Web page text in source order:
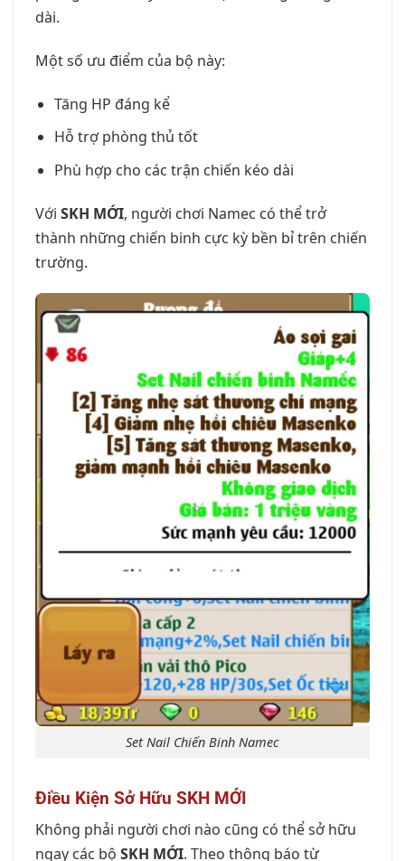
dài.
Một số ưu điểm của bộ này:
Tăng HP đáng kể
Hỗ trợ phòng thủ tốt
Phù hợp cho các trận chiến kéo dài
Với SKH MỚI, người chơi Namec có thể trở
thành những chiến binh cực kỳ bền bỉ trên chiến
trường.
Set Nail Chiến Binh Namec
Điều Kiện Sở Hữu SKH MỚI
Không phải người chơi nào cũng có thể sở hữu
ngay các bộ SKH MỚI. Theo thông báo từ